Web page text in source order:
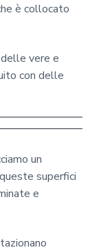
è collocato
vere e
con delle
un
superfici
e